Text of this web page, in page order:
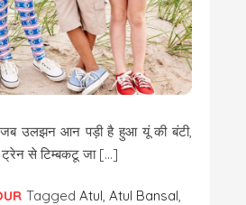
उलझन आन पड़ी है हुआ यूं की बंटी,
ट्रेन से टिम्बकटू जा […]
Tagged Atul Atul Bansal